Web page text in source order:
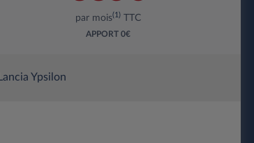
par mois(1) TTC
APPORT 0€